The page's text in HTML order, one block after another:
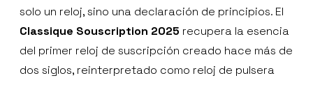
solo un reloj, sino una declaración de principios. El
Classique Souscription 2025 recupera la esencia
del primer reloj de suscripción creado hace más de
dos siglos, reinterpretado como reloj de pulsera